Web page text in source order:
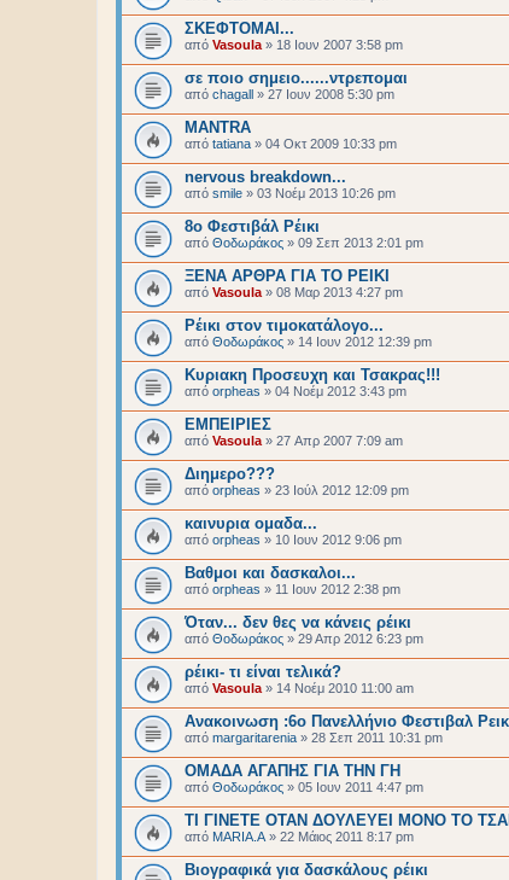
ΣΚΕΦΤΟΜΑΙ...
από Vasoula » 18 Ιουν 2007 3:58 pm
σε ποιο σημειο......ντρεπομαι
από chagall » 27 Ιουν 2008 5:30 pm
MANTRA
από tatiana » 04 Οκτ 2009 10:33 pm
nervous breakdown...
από smile » 03 Νοέμ 2013 10:26 pm
8ο Φεστιβάλ Ρέικι
από Θοδωράκος » 09 Σεπ 2013 2:01 pm
ΞΕΝΑ ΑΡΘΡΑ ΓΙΑ ΤΟ ΡΕΙΚΙ
από Vasoula » 08 Μαρ 2013 4:27 pm
Ρέικι στον τιμοκατάλογο...
από Θοδωράκος » 14 Ιουν 2012 12:39 pm
Κυριακη Προσευχη και Τσακρας!!!
από orpheas » 04 Νοέμ 2012 3:43 pm
ΕΜΠΕΙΡΙΕΣ
από Vasoula » 27 Απρ 2007 7:09 am
Διημερο???
από orpheas » 23 Ιούλ 2012 12:09 pm
καινυρια ομαδα...
από orpheas » 10 Ιουν 2012 9:06 pm
Βαθμοι και δασκαλοι...
από orpheas » 11 Ιουν 2012 2:38 pm
Όταν... δεν θες να κάνεις ρέικι
από Θοδωράκος » 29 Απρ 2012 6:23 pm
ρέικι- τι είναι τελικά?
από Vasoula » 14 Νοέμ 2010 11:00 am
Aνακοινωση :6ο Πανελλήνιο Φεστιβαλ
από margaritarenia » 28 Σεπ 2011 10:31 pm
ΟΜΑΔΑ ΑΓΑΠΗΣ ΓΙΑ ΤΗΝ ΓΗ
από Θοδωράκος » 05 Ιουν 2011 4:47 pm
ΤΙ ΓΙΝΕΤΕ ΟΤΑΝ ΔΟΥΛΕΥΕΙ ΜΟΝΟ ΤΟ
από MARIA.Α » 22 Μάιος 2011 8:17 pm
Βιογραφικά για δασκάλους ρέικι